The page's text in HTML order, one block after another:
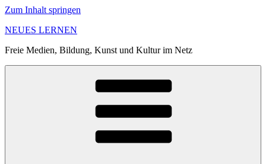
Zum Inhalt springen
NEUES LERNEN
Freie Medien, Bildung, Kunst und Kultur im Netz